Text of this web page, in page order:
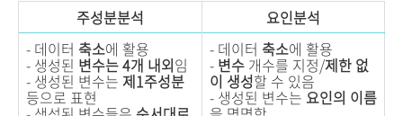
주성분분석
요인분석
- 데이터 축소에 활용
- 생성된 변수는 4개 내외임
- 생성된 변수는 제1주성분
등으로 표현
- 데이터 축소에 활용
- 변수 개수를 지정/제한 없
이 생성할 수 있음
- 생성된 변수는 요인의 이름